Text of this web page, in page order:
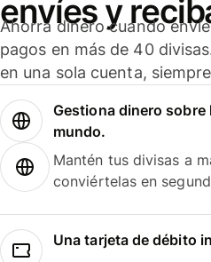
envíes y
Ahorra dinero cuando
pagos en más de 40
en una sola cuenta,
Gestiona dinero sobre
mundo.
Mantén tus divisas a
conviértelas en
Una tarjeta de débito